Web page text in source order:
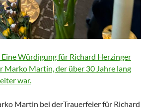
Würdigung für Richard Herzinger
Marko Martin, der über 30 Jahre lang
war.
Martin bei derTrauerfeier für Richard